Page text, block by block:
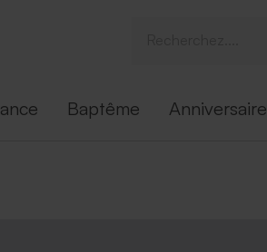
Baptême Anniversaire